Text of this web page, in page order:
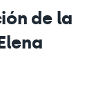
de la